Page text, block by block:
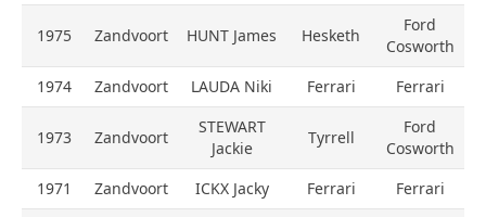
1975 Zandvoort HUNT James Hesketh
Ford
Cosworth
1974
Zandvoort LAUDA Niki Ferrari Ferrari
1973 Zandvoort
STEWART
Jackie
Tyrrell
Ford
Cosworth
1971
Zandvoort ICKX Jacky Ferrari Ferrari